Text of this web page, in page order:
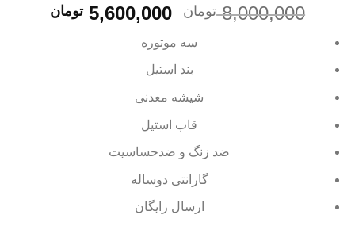
8,000,000 تومان
قیمت
بود.
5,600,000 تومان
سه موتوره
بند استیل
شیشه معدنی
قاب استیل
ضد زنگ و ضدحساسیت
گارانتی دوساله
ارسال رایگان